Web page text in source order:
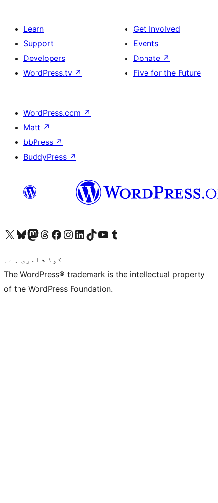
Learn
Support
Developers
WordPress.tv ↗
Get Involved
Events
Donate ↗
Five for the Future
WordPress.com ↗
Matt ↗
bbPress ↗
BuddyPress ↗
Visit our X (formerly Twitter) account
ہمارے بلیواسکائی اکاؤنٹ پر جائیں
Visit our Mastodon account
ہمارے ٹھریڈز اکاؤنٹ پر جائیں
Visit our Facebook page
Visit our Instagram account
Visit our LinkedIn account
ہمارے ٹک ٹاک اکاؤنٹ پر جائیں
Visit our YouTube channel
ہمارے ٹمبلر اکاؤنٹ پر جائیں
کوڈ شاعری ہے۔
The WordPress® trademark is the intellectual property
of the WordPress Foundation.